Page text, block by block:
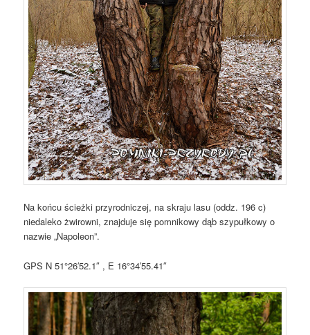
Na końcu ścieżki przyrodniczej, na skraju lasu (oddz. 196 c)
niedaleko żwirowni, znajduje się pomnikowy dąb szypułkowy o
nazwie „Napoleon”.
GPS N 51°26′52.1″ , E 16°34′55.41″